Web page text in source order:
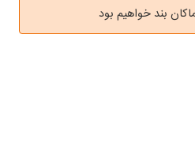
بند خواهیم بود